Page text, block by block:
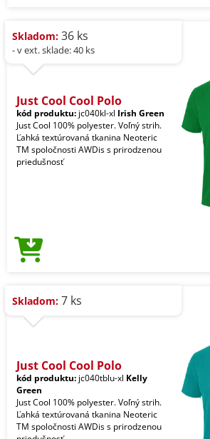
Skladom: 36 ks
- v ext. sklade: 40 ks
Just Cool Cool Polo
kód produktu: jc040kl-xl Irish Green
Just Cool 100% polyester. Voľný strih.
Ľahká textúrovaná tkanina Neoteric
TM spoločnosti AWDis s prirodzenou
priedušnosť
Skladom: 7 ks
Just Cool Cool Polo
kód produktu: jc040tblu-xl Kelly
Green
Just Cool 100% polyester. Voľný strih.
Ľahká textúrovaná tkanina Neoteric
TM spoločnosti AWDis s prirodzenou